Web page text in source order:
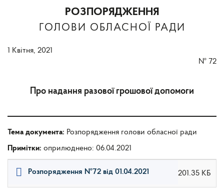
РОЗПОРЯДЖЕННЯ
ГОЛОВИ ОБЛАСНОЇ РАДИ
1 Квітня, 2021
№ 72
Про надання разової грошової допомоги
Тема документа: Розпорядження голови обласної ради
Примітки: оприлюднено: 06.04.2021
Розпорядження №72 від 01.04.2021 201.35 КБ